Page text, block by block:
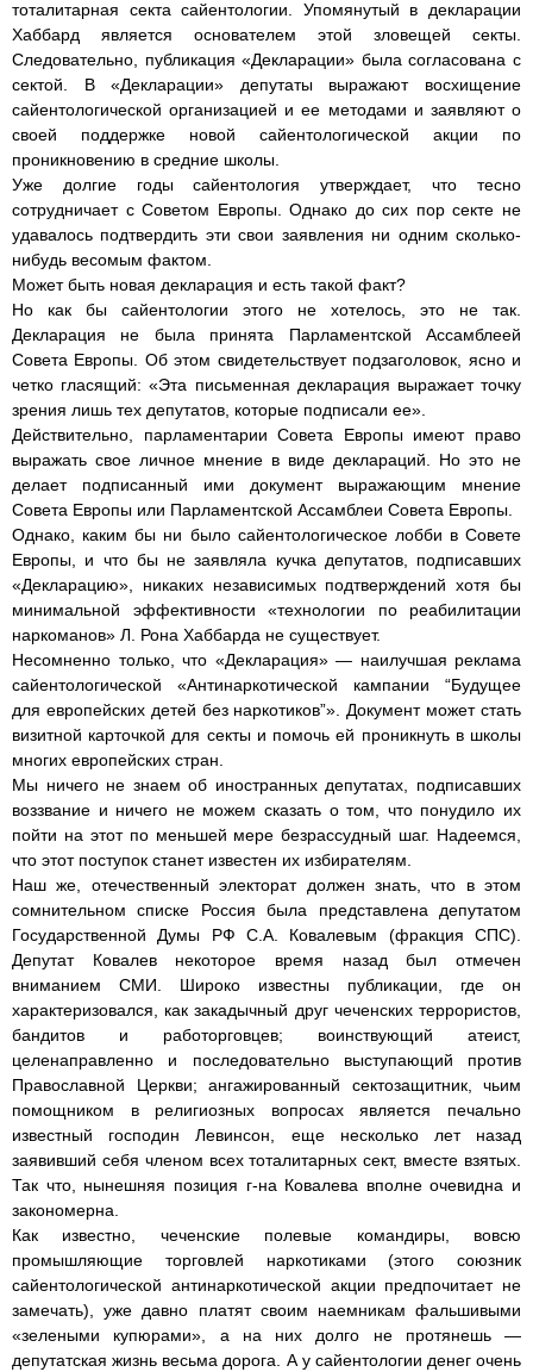
тоталитарная секта сайентологии. Упомянутый в декларации
Хаббард является основателем этой зловещей секты.
Следовательно, публикация «Декларации» была согласована с
сектой. В «Декларации» депутаты выражают восхищение
сайентологической организацией и ее методами и заявляют о
своей поддержке новой сайентологической акции по
проникновению в средние школы.
Уже долгие годы сайентология утверждает, что тесно
сотрудничает с Советом Европы. Однако до сих пор секте не
удавалось подтвердить эти свои заявления ни одним сколько-
нибудь весомым фактом.
Может быть новая декларация и есть такой факт?
Но как бы сайентологии этого не хотелось, это не так.
Декларация не была принята Парламентской Ассамблеей
Совета Европы. Об этом свидетельствует подзаголовок, ясно и
четко гласящий: «Эта письменная декларация выражает точку
зрения лишь тех депутатов, которые подписали ее».
Действительно, парламентарии Совета Европы имеют право
выражать свое личное мнение в виде деклараций. Но это не
делает подписанный ими документ выражающим мнение
Совета Европы или Парламентской Ассамблеи Совета Европы.
Однако, каким бы ни было сайентологическое лобби в Совете
Европы, и что бы не заявляла кучка депутатов, подписавших
«Декларацию», никаких независимых подтверждений хотя бы
минимальной эффективности «технологии по реабилитации
наркоманов» Л. Рона Хаббарда не существует.
Несомненно только, что «Декларация» — наилучшая реклама
сайентологической «Антинаркотической кампании “Будущее
для европейских детей без наркотиков”». Документ может стать
визитной карточкой для секты и помочь ей проникнуть в школы
многих европейских стран.
Мы ничего не знаем об иностранных депутатах, подписавших
воззвание и ничего не можем сказать о том, что понудило их
пойти на этот по меньшей мере безрассудный шаг. Надеемся,
что этот поступок станет известен их избирателям.
Наш же, отечественный электорат должен знать, что в этом
сомнительном списке Россия была представлена депутатом
Государственной Думы РФ С.А. Ковалевым (фракция СПС).
Депутат Ковалев некоторое время назад был отмечен
вниманием СМИ. Широко известны публикации, где он
характеризовался, как закадычный друг чеченских террористов,
бандитов и работорговцев; воинствующий атеист,
целенаправленно и последовательно выступающий против
Православной Церкви; ангажированный сектозащитник, чьим
помощником в религиозных вопросах является печально
известный господин Левинсон, еще несколько лет назад
заявивший себя членом всех тоталитарных сект, вместе взятых.
Так что, нынешняя позиция г-на Ковалева вполне очевидна и
закономерна.
Как известно, чеченские полевые командиры, вовсю
промышляющие торговлей наркотиками (этого союзник
сайентологической антинаркотической акции предпочитает не
замечать), уже давно платят своим наемникам фальшивыми
«зелеными купюрами», а на них долго не протянешь —
депутатская жизнь весьма дорога. А у сайентологии денег очень